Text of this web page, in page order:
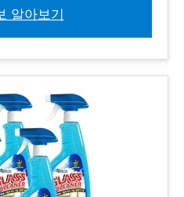
알아보기